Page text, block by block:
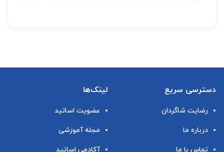
دسترسی سریع
رضایت شاگردان
درباره ما
تماس با ما
لینک‌ها
عضویت اساتید
مجله آموزشی
آکادمی اساتید